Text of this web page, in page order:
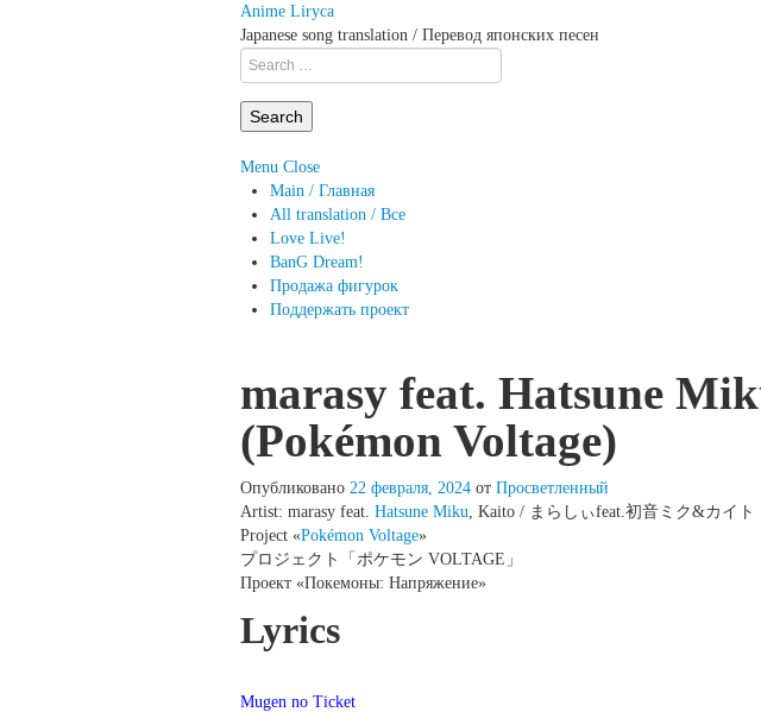
Anime Liryca
Japanese song translation / Перевод японских песен
Search
on:
Menu Close
Main / Главная
All translation / Все
Love Live!
BanG Dream!
Продажа фигурок
Поддержать проект
marasy feat. Hatsune
(Pokémon Voltage)
Опубликовано 22 февраля, 2024 от Просветленный
Artist: marasy feat. Hatsune Miku, Kaito / まらしぃfeat.初音ミク&カイト
Project «Pokémon Voltage»
プロジェクト「ポケモン VOLTAGE」
Проект «Покемоны: Напряжение»
Lyrics
Mugen no Ticket